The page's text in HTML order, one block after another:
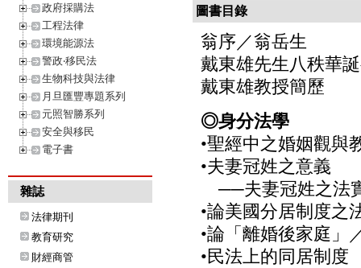
政府採購法
工程法律
環境能源法
警政‧移民法
生物科技與法律
月旦匯豐專題系列
元照智勝系列
安全與移民
電子書
雜誌
法律期刊
教育研究
財經商管
圖書目錄
翁序／翁岳生
戴東雄先生八秩華
戴東雄教授簡歷
◎身分法學
•聖經中之婚姻觀與
•夫妻冠姓之意義
──夫妻冠姓之法
•論美國分居制度之
•論「離婚後家庭」
•民法上的同居制度